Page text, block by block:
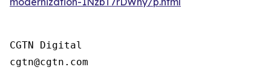
CGTN Digital
cgtn@cgtn.com